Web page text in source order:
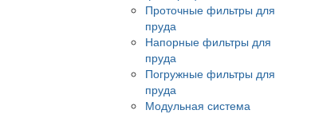
Проточные фильтры для
пруда
Напорные фильтры для
пруда
Погружные фильтры для
пруда
Модульная система